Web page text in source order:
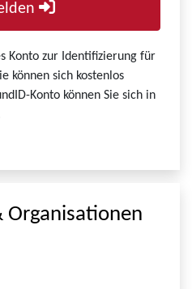
Konto zur Identifizierung für
können sich kostenlos
Konto können Sie sich in